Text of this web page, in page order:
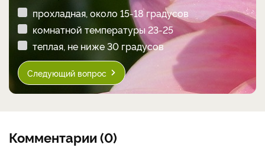
прохладная, около 15-18 градусов
комнатной температуры 23-25
теплая, не ниже 30 градусов
Следующий вопрос
Комментарии (0)